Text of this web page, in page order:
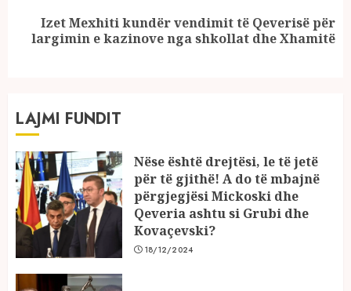
Next
post:
Izet Mexhiti kundër vendimit të Qeverisë për
largimin e kazinove nga shkollat dhe Xhamitë
LAJMI FUNDIT
Nëse është drejtësi, le të jetë
për të gjithë! A do të mbajnë
përgjegjësi Mickoski dhe
Qeveria ashtu si Grubi dhe
Kovaçevski?
18/12/2024